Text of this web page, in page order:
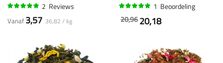
2 Reviews
Vanaf 3,57 36,82 / kg
1 Beoordeling
20,18
20,96